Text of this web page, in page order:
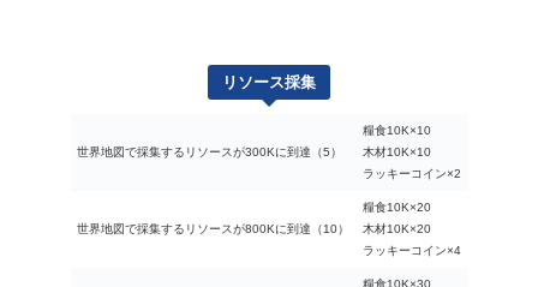
リソース採集
世界地図で採集するリソースが300Kに到達（5）
糧食10K×10
木材10K×10
ラッキーコイン×2
世界地図で採集するリソースが800Kに到達（10）
糧食10K×20
木材10K×20
ラッキーコイン×4
糧食10K×30